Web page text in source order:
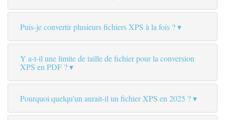
Puis-je convertir plusieurs fichiers XPS à la fois ?
Y a-t-il une limite de taille de fichier pour la conversion
XPS en PDF ?
Pourquoi quelqu'un aurait-il un fichier XPS en 2025 ?